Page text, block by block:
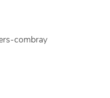
combray